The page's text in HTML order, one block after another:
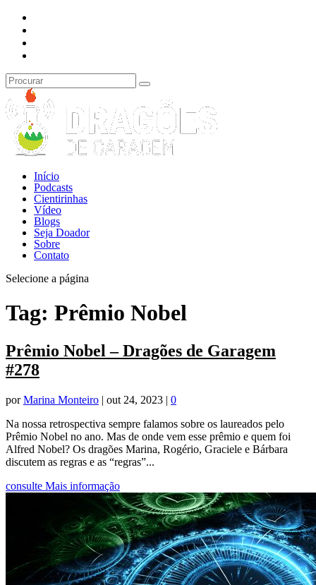
Início
Podcasts
Cientirinhas
Vídeo
Blogs
Seja Doador
Sobre
Contato
Selecione a página
Tag: Prêmio Nobel
Prêmio Nobel – Dragões de Garagem
#278
porMarina Monteiro | out 24, 2023 | 0
Na nossa retrospectiva sempre falamos sobre os laureados pelo
Prêmio Nobel no ano. Mas de onde vem esse prêmio e quem foi
Alfred Nobel? Os dragões Marina, Rogério, Graciele e Bárbara
discutem as regras e as “regras”...
consulte Mais informação